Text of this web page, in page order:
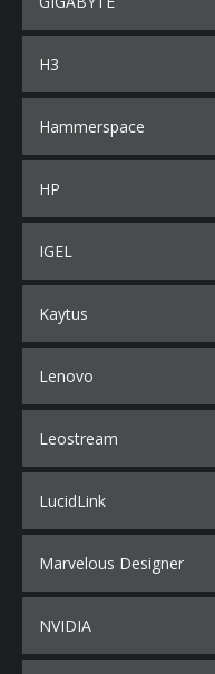
H3
Hammerspace
HP
IGEL
Kaytus
Lenovo
Leostream
LucidLink
Marvelous Designer
NVIDIA